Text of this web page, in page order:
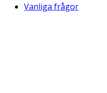
Vanliga frågor